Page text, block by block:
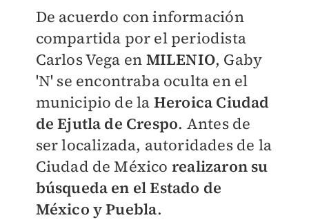
De acuerdo con información
compartida por el periodista
Carlos Vega en MILENIO, Gaby
'N' se encontraba oculta en el
municipio de la Heroica Ciudad
de Ejutla de Crespo. Antes de
ser localizada, autoridades de la
Ciudad de México realizaron su
búsqueda en el Estado de
México y Puebla.